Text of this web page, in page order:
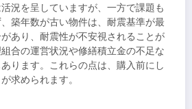
況を呈していますが、一方で課題も
築年数が古い物件は、耐震基準が最
あり、耐震性が不安視されることが
合の運営状況や修繕積立金の不足な
ります。これらの点は、購入前にし
求められます。